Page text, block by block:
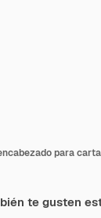
para
te gusten